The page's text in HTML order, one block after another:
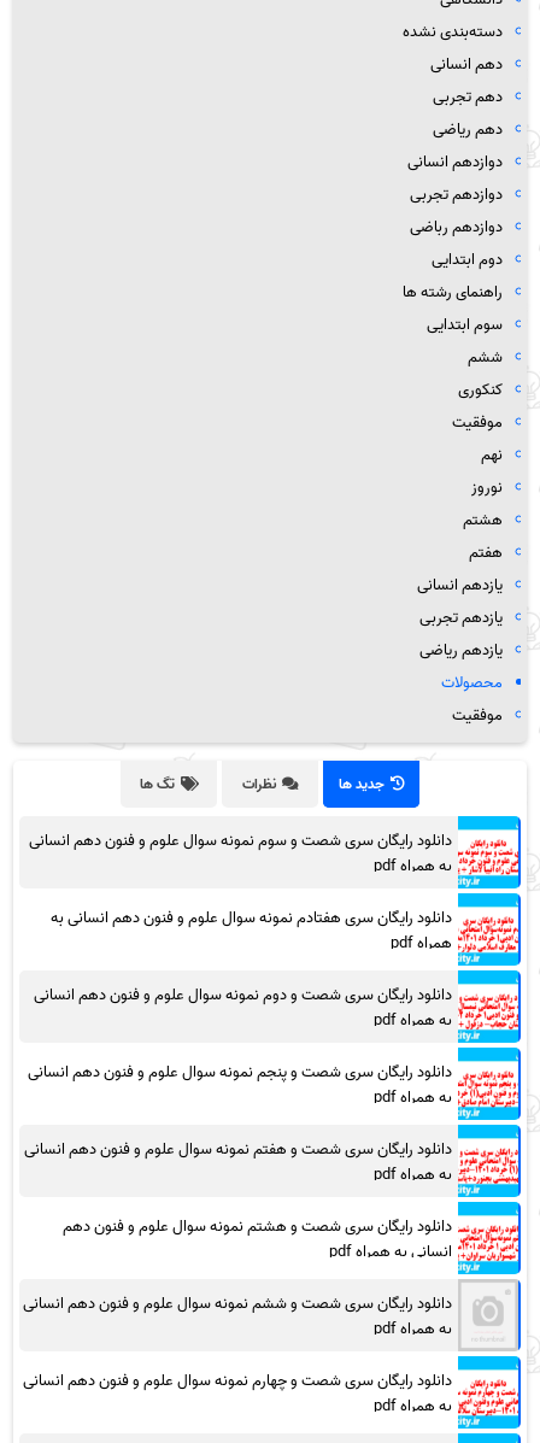
دسته‌بندی نشده
دهم انسانی
دهم تجربی
دهم ریاضی
دوازدهم انسانی
دوازدهم تجربی
دوازدهم رباضی
دوم ابتدایی
راهنمای رشته ها
سوم ابتدایی
ششم
کنکوری
موفقیت
نهم
نوروز
هشتم
هفتم
یازدهم انسانی
یازدهم تجربی
یازدهم ریاضی
محصولات
موفقیت
جدید ها نظرات تگ ها
دانلود رایگان سری شصت و سوم نمونه سوال علوم و فنون دهم انسانی
به همراه pdf
دانلود رایگان سری هفتادم نمونه سوال علوم و فنون دهم انسانی به
همراه pdf
دانلود رایگان سری شصت و دوم نمونه سوال علوم و فنون دهم انسانی
به همراه pdf
دانلود رایگان سری شصت و پنجم نمونه سوال علوم و فنون دهم انسانی
به همراه pdf
دانلود رایگان سری شصت و هفتم نمونه سوال علوم و فنون دهم انسانی
به همراه pdf
دانلود رایگان سری شصت و هشتم نمونه سوال علوم و فنون دهم
انسانی به همراه pdf
دانلود رایگان سری شصت و ششم نمونه سوال علوم و فنون دهم انسانی
به همراه pdf
دانلود رایگان سری شصت و چهارم نمونه سوال علوم و فنون دهم انسانی
به همراه pdf